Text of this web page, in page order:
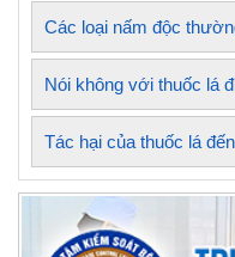
Các loại nấm độc
Nói không với thuốc lá
Tác hại của thuốc lá